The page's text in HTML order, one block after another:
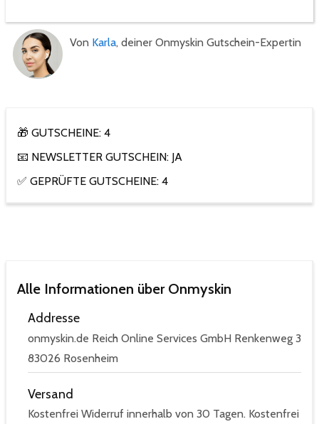
Von Karla, deiner Onmyskin Gutschein-Expertin
🎁 GUTSCHEINE: 4
📧 NEWSLETTER GUTSCHEIN: JA
✅ GEPRÜFTE GUTSCHEINE: 4
Alle Informationen über Onmyskin
Addresse
onmyskin.de Reich Online Services GmbH Renkenweg 3
83026 Rosenheim
Versand
Kostenfrei Widerruf innerhalb von 30 Tagen. Kostenfrei